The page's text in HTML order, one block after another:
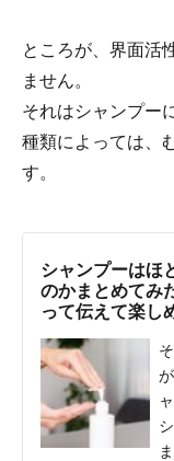
ところが、界面活
ません。
それはシャンプー
種類によっては、
す。
シャンプーはほ
のかまとめてみ
って伝えて楽し